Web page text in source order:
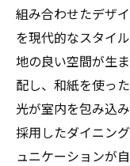
組み合わせたデザ
を現代的なスタイ
地の良い空間が生
配し、和紙を使っ
光が室内を包み込
採用したダイニン
ュニケーションが